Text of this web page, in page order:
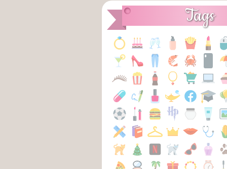
►setembro(108)
►
► junho(111)
▼ maio (105)
A 31/05/2022
Como Nunca
A Belo Sacrifício
A 30/05/2022
A Gostar
A 29/05/2022
Tags